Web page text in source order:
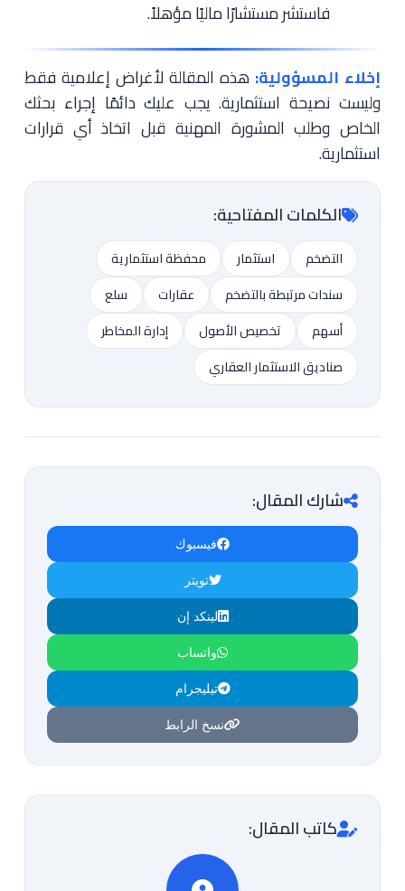
فاستشر مستشارًا ماليًا مؤهلاً.
إخلاء المسؤولية: هذه المقالة لأغراض إعلامية فقط
وليست نصيحة استثمارية. يجب عليك دائمًا إجراء بحثك
الخاص وطلب المشورة المهنية قبل اتخاذ أي قرارات
استثمارية.
الكلمات المفتاحية:
التضخم استثمار
محفظة استثمارية
سندات مرتبطة بالتضخم
عقارات
سلع
أسهم
تخصيص الأصول
إدارة المخاطر
صناديق الاستثمار العقاري
شارك المقال:
فيسبوك
تويتر
لينكد إن
واتساب
تيليجرام
نسخ الرابط
كاتب المقال: